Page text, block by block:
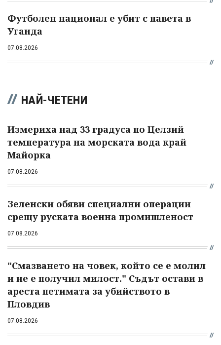
Футболен национал е убит с павета в
Уганда
07.08.2026
НАЙ-ЧЕТЕНИ
Измериха над 33 градуса по Целзий
температура на морската вода край
Майорка
07.08.2026
Зеленски обяви специални операции
срещу руската военна промишленост
07.08.2026
"Смазването на човек, който се е молил
и не е получил милост." Съдът остави в
ареста петимата за убийството в
Пловдив
07.08.2026